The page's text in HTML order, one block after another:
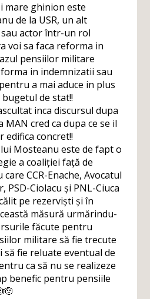
mare ghinion este
de la USR, un alt
actor într-un rol
voi sa faca reforma in
pensiilor militare
in indemnizatii sau
a mai aduce in plus
de stat!!
inca discursul dupa
MAN cred ca dupa ce se il
edifica concret!!
Mosteanu este de fapt o
a coaliției față de
CCR-Enache, Avocatul
PSD-Ciolacu și PNL-Ciuca
pe rezerviști și în
măsură urmărindu-
făcute pentru
militare să fie trecute
să fie reluate eventual de
ca să nu se realizeze
benefic pentru pensiile